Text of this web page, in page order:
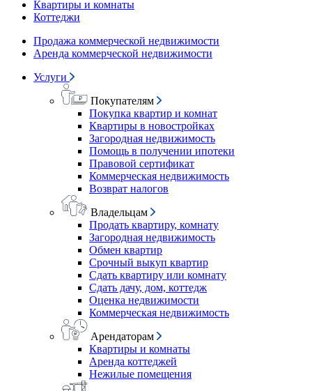
Квартиры и комнаты
Коттеджи
Продажа коммерческой недвижимости
Аренда коммерческой недвижимости
Услуги
Покупателям
Покупка квартир и комнат
Квартиры в новостройках
Загородная недвижимость
Помощь в получении ипотеки
Правовой сертификат
Коммерческая недвижимость
Возврат налогов
Владельцам
Продать квартиру, комнату
Загородная недвижимость
Обмен квартир
Срочный выкуп квартир
Сдать квартиру или комнату
Сдать дачу, дом, коттедж
Оценка недвижимости
Коммерческая недвижимость
Арендаторам
Квартиры и комнаты
Аренда коттеджей
Нежилые помещения